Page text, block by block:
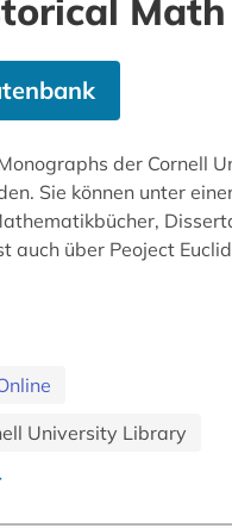
der Cornell
Sie können unter
auch über Peoject
University Library